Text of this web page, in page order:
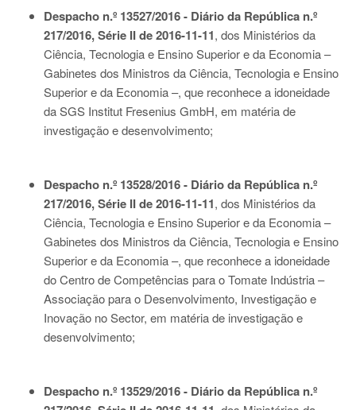
Despacho n.º 13527/2016 - Diário da República n.º
217/2016, Série II de 2016-11-11, dos Ministérios da
Ciência, Tecnologia e Ensino Superior e da Economia –
Gabinetes dos Ministros da Ciência, Tecnologia e Ensino
Superior e da Economia –, que reconhece a idoneidade
da SGS Institut Fresenius GmbH, em matéria de
investigação e desenvolvimento;
Despacho n.º 13528/2016 - Diário da República n.º
217/2016, Série II de 2016-11-11, dos Ministérios da
Ciência, Tecnologia e Ensino Superior e da Economia –
Gabinetes dos Ministros da Ciência, Tecnologia e Ensino
Superior e da Economia –, que reconhece a idoneidade
do Centro de Competências para o Tomate Indústria –
Associação para o Desenvolvimento, Investigação e
Inovação no Sector, em matéria de investigação e
desenvolvimento;
Despacho n.º 13529/2016 - Diário da República n.º